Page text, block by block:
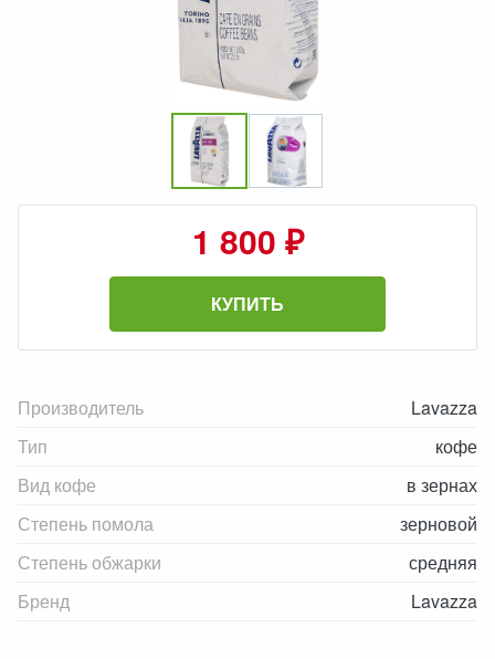
1 800 ₽
КУПИТЬ
Производитель
Lavazza
Тип
кофе
Вид кофе
в зернах
Степень помола
зерновой
Степень обжарки
средняя
Бренд
Lavazza